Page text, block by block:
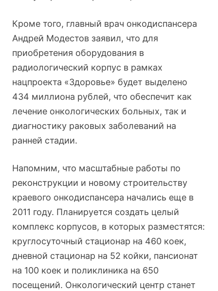
Кроме того, главный врач онкодиспансера
Андрей Модестов заявил, что для
приобретения оборудования в
радиологический корпус в рамках
нацпроекта «Здоровье» будет выделено
434 миллиона рублей, что обеспечит как
лечение онкологических больных, так и
диагностику раковых заболеваний на
ранней стадии.
Напомним, что масштабные работы по
реконструкции и новому строительству
краевого онкодиспансера начались еще в
2011 году. Планируется создать целый
комплекс корпусов, в которых разместятся:
круглосуточный стационар на 460 коек,
дневной стационар на 52 койки, пансионат
на 100 коек и поликлиника на 650
посещений. Онкологический центр станет